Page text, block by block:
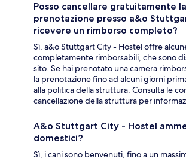
Posso cancellare gratuitamente
prenotazione presso a&o
ricevere un rimborso completo?
Sì, a&o Stuttgart City - Hostel offre
completamente rimborsabili, che sono
sito. Se hai prenotato una camera
la prenotazione fino ad alcuni giorni
alla politica della struttura. Consulta le
cancellazione della struttura per
A&o Stuttgart City - Hostel
domestici?
Sì, i cani sono benvenuti, fino a un